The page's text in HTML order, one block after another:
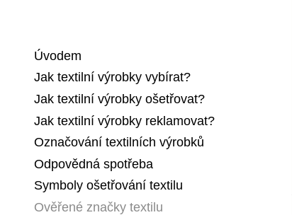
Úvodem
Jak textilní výrobky vybírat?
Jak textilní výrobky ošetřovat?
Jak textilní výrobky reklamovat?
Označování textilních výrobků
Odpovědná spotřeba
Symboly ošetřování textilu
Ověřené značky textilu